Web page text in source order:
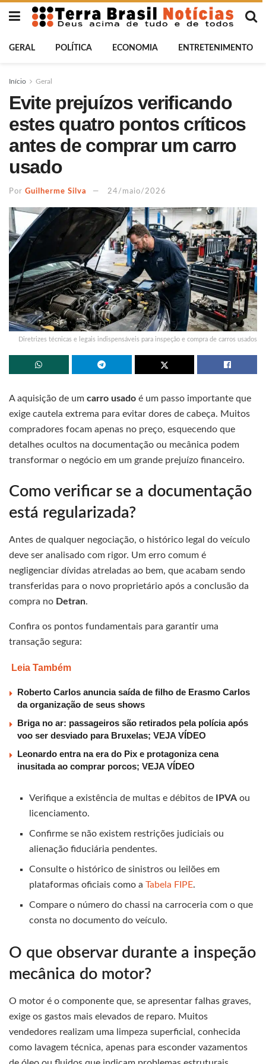
GERAL POLÍTICA ECONOMIA ENTRETENIMENTO
Início Geral
Evite prejuízos verificando
estes quatro pontos críticos
antes de comprar um carro
usado
Por Guilherme Silva 24/maio/2026
Diretrizes técnicas e legais indispensáveis para inspeção e compra de carros usados
A aquisição de um carro usado é um passo importante que
exige cautela extrema para evitar dores de cabeça. Muitos
compradores focam apenas no preço, esquecendo que
detalhes ocultos na documentação ou mecânica podem
transformar o negócio em um grande prejuízo financeiro.
Como verificar se a documentação
está regularizada?
Antes de qualquer negociação, o histórico legal do veículo
deve ser analisado com rigor. Um erro comum é
negligenciar dívidas atreladas ao bem, que acabam sendo
transferidas para o novo proprietário após a conclusão da
compra no Detran.
Confira os pontos fundamentais para garantir uma
transação segura:
Leia Também
Roberto Carlos anuncia saída de filho de Erasmo Carlos
da organização de seus shows
Briga no ar: passageiros são retirados pela polícia após
voo ser desviado para Bruxelas; VEJA VÍDEO
Leonardo entra na era do Pix e protagoniza cena
inusitada ao comprar porcos; VEJA VÍDEO
Verifique a existência de multas e débitos de IPVA ou
licenciamento.
Confirme se não existem restrições judiciais ou
alienação fiduciária pendentes.
Consulte o histórico de sinistros ou leilões em
plataformas oficiais como aTabela FIPE.
Compare o número do chassi na carroceria com o que
consta no documento do veículo.
O que observar durante a inspeção
mecânica do motor?
O motor é o componente que, se apresentar falhas graves,
exige os gastos mais elevados de reparo. Muitos
vendedores realizam uma limpeza superficial, conhecida
como lavagem técnica, apenas para esconder vazamentos